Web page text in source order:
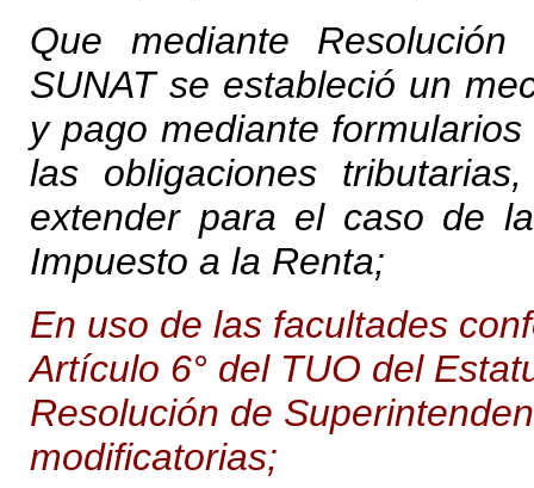
Que mediante
SUNAT se estableció un
y pago mediante
las obligaciones
extender para el caso de
Impuesto a la Renta;
En uso de las facultades
Artículo 6° del TUO del
Resolución de
modificatorias;